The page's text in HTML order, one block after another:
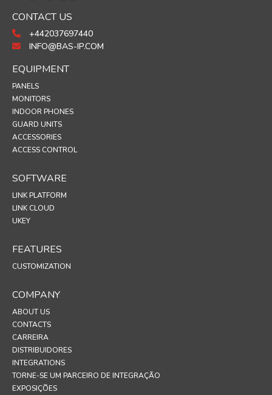
CONTACT US
+442037697440
INFO@BAS-IP.COM
EQUIPMENT
PANELS
MONITORS
INDOOR PHONES
GUARD UNITS
ACCESSORIES
ACCESS CONTROL
SOFTWARE
LINK PLATFORM
LINK CLOUD
UKEY
FEATURES
CUSTOMIZATION
COMPANY
ABOUT US
CONTACTS
CARREIRA
DISTRIBUIDORES
INTEGRATIONS
TORNE-SE UM PARCEIRO DE INTEGRAÇÃO
EXPOSIÇÕES